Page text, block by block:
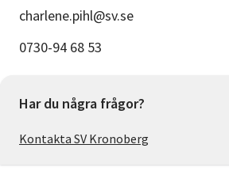
charlene.pihl@sv.se
0730-94 68 53
Har du några frågor?
Kontakta SV Kronoberg